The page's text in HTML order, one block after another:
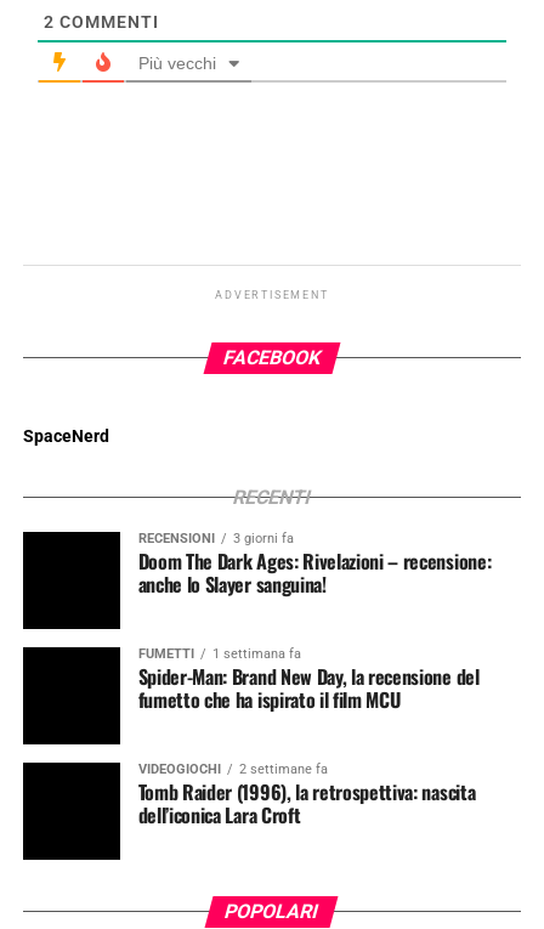
2 COMMENTI
Più vecchi
ADVERTISEMENT
FACEBOOK
SpaceNerd
RECENTI
RECENSIONI 3 giorni fa
Doom The Dark Ages: Rivelazioni – recensione:
anche lo Slayer sanguina!
FUMETTI 1 settimana fa
Spider-Man: Brand New Day, la recensione del
fumetto che ha ispirato il film MCU
VIDEOGIOCHI 2 settimane fa
Tomb Raider (1996), la retrospettiva: nascita
dell’iconica Lara Croft
POPOLARI